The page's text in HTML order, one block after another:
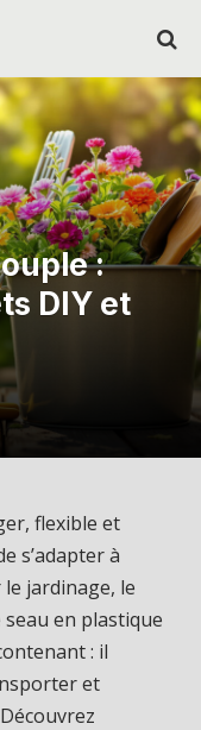
:
DIY et
flexible et
s’adapter à
jardinage, le
en plastique
: il
et